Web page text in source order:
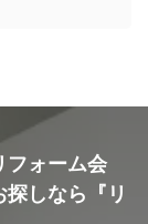
フォーム会
しなら『リ